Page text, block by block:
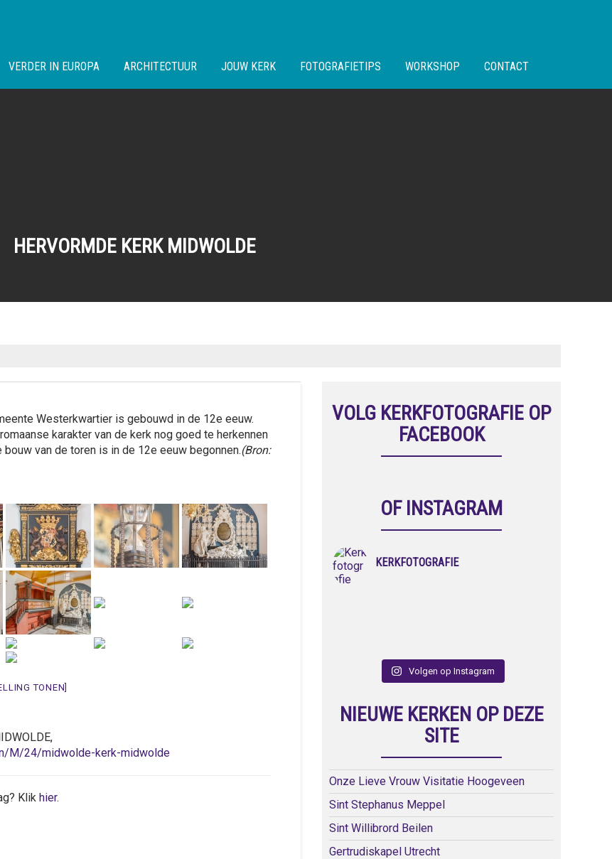
VERDER IN EUROPA ARCHITECTUUR JOUW KERK FOTOGRAFIETIPS WORKSHOP CONTACT
HERVORMDE KERK MIDWOLDE
Westerkwartier is gebouwd in de 12e eeuw.
karakter van de kerk nog goed te herkennen
van de toren is in de 12e eeuw begonnen.(Bron:
TONEN]
M/24/midwolde-kerk-midwolde
Klik hier.
VOLG KERKFOTOGRAFIE OP
FACEBOOK
OF INSTAGRAM
KERKFOTOGRAFIE
Volgen op Instagram
NIEUWE KERKEN OP DEZE
SITE
Onze Lieve Vrouw Visitatie Hoogeveen
Sint Stephanus Meppel
Sint Willibrord Beilen
Gertrudiskapel Utrecht